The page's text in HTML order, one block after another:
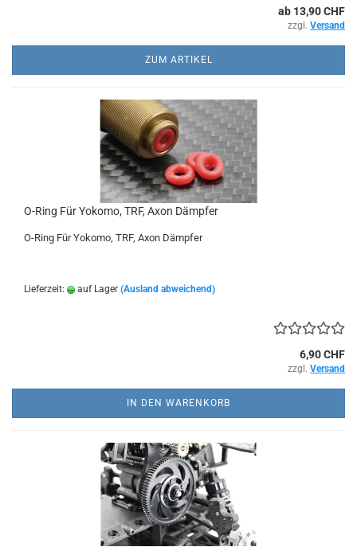
ab 13,90 CHF
zzgl. Versand
ZUM ARTIKEL
O-Ring Für Yokomo, TRF, Axon Dämpfer
O-Ring Für Yokomo, TRF, Axon Dämpfer
Lieferzeit: auf Lager (Ausland abweichend)
6,90 CHF
zzgl. Versand
IN DEN WARENKORB